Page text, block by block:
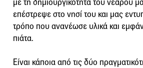
επέστρεψε στο νησί του και μας
τρόπο που ανανέωσε υλικά και
πιάτα.
Είναι κάποια από τις δύο